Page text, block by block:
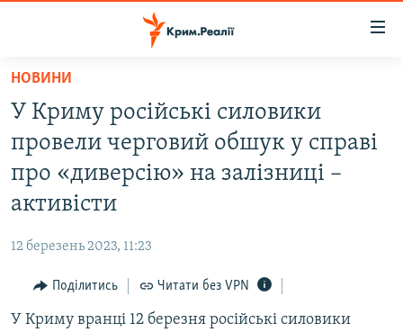
Перейти
основного
матеріалу
Перейти
до
основної
Перейти
пошуку
ВОДА.КРИМ
ВІДЕО ТА ФОТО
ПОЛІТИКА
ПОГЛЯД
ІНТЕРВ'Ю
ВСЕ ЗА ДЕНЬ
НОВИНИ
У Криму російські силовики
провели черговий обшук у справі
про «диверсію» на залізниці –
активісти
12 березень 2023, 11:23
Поділитись Читати без VPN
У Криму вранці 12 березня російські силовики